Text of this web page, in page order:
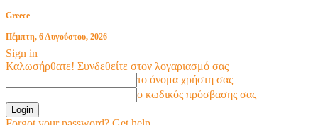
Greece
Πέμπτη, 6 Αυγούστου, 2026
Sign in
Καλωσήρθατε! Συνδεθείτε στον λογαριασμό σας
το όνομα χρήστη σας
ο κωδικός πρόσβασης σας